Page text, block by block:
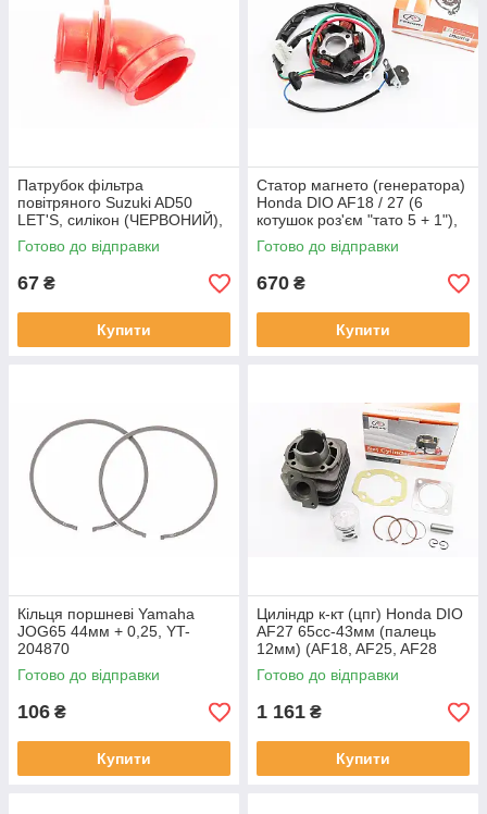
Патрубок фільтра
повітряного Suzuki AD50
LET'S, силікон (ЧЕРВОНИЙ),
YT-204869
Готово до відправки
67 ₴
Купити
Статор магнето (генератора)
Honda DIO AF18 / 27 (6
котушок роз'єм "тато 5 + 1"),
від 2шт -5%, YT-204459
Готово до відправки
670 ₴
Купити
Кільця поршневі Yamaha
JOG65 44мм + 0,25, YT-
204870
Готово до відправки
106 ₴
Купити
Циліндр к-кт (цпг) Honda DIO
AF27 65cc-43мм (палець
12мм) (AF18, AF25, AF28
DIO; AF24, AF30, AF31, AF51
TACT; LEAD20, YT-204460
Готово до відправки
1 161 ₴
Купити